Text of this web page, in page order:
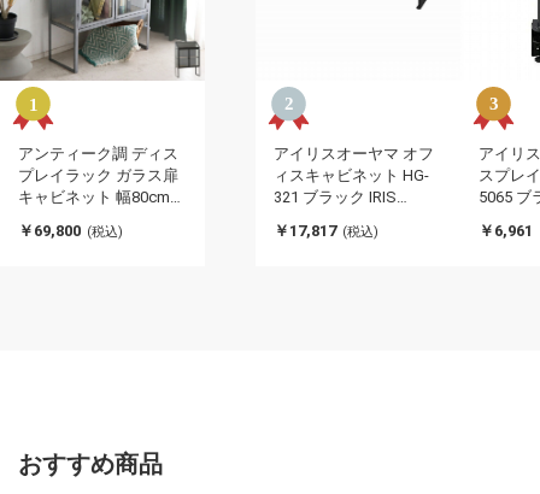
アンティーク調 ディス
プレイラック ガラス扉
キャビネット 幅80cm
ゃれ 北欧 コレクション
￥69,800 (税込)
アイリスオーヤマ オフ
ィスキャビネット HG-
321 ブラック IRIS
￥17,817 (税込)
アイリ
スプレ
5065 ブ
￥6,961
おすすめ商品